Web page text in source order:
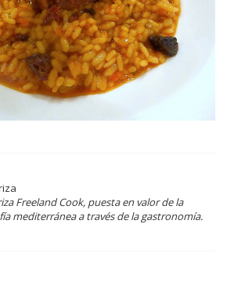
Freeland Cook, puesta en valor de la
mediterránea a través de la gastronomía.